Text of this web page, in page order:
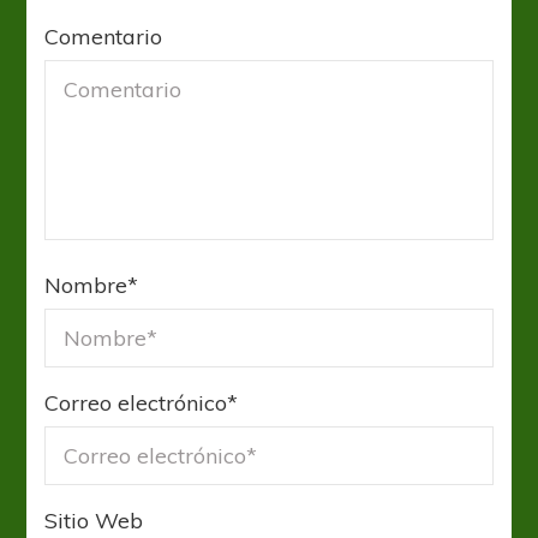
Comentario
Nombre*
Correo electrónico*
Sitio Web